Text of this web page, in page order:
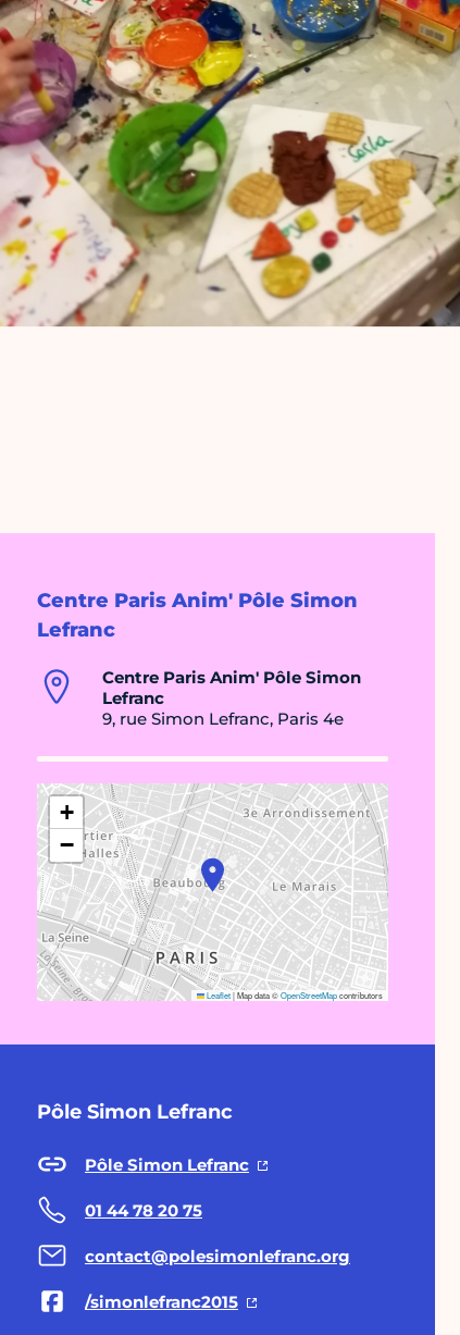
Centre Paris Anim' Pôle Simon
Lefranc
Centre Paris Anim' Pôle Simon
Lefranc
9, rue Simon Lefranc, Paris 4e
+
−
Leaflet|Map data ©OpenStreetMapcontributors
Pôle Simon Lefranc
Pôle Simon Lefranc
01 44 78 20 75
contact@polesimonlefranc.org
/simonlefranc2015